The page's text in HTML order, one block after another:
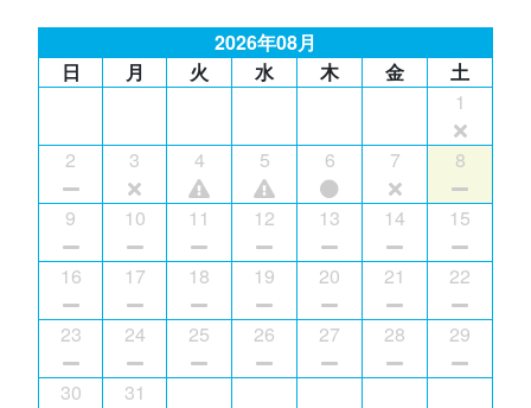
2026年08月
日
月 火 水 木 金
土
1
2 3 4 5 6 7 8
9 10 11 12 13 14 15
16 17 18 19 20 21 22
23 24 25 26 27 28 29
30 31